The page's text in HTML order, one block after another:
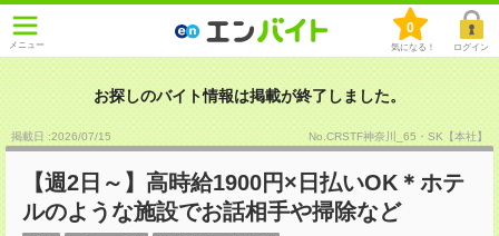
メニュー
0
気になる！ ログイン
お探しのバイト情報は掲載が終了しました。
掲載日 :2026/07/15 No.CRSTF神奈川_65・SK【本社】
【週2日～】高時給1900円×日払いOK＊ホテ
ルのような施設でお話相手や掃除など